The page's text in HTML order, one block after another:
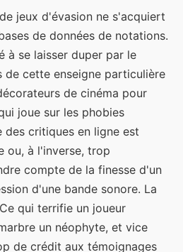
jeux d'évasion ne s'acquiert
de données de notations.
à se laisser duper par le
de cette enseigne particulière
de cinéma pour
joue sur les phobies
des critiques en ligne est
ou, à l'inverse, trop
compte de la finesse d'un
d'une bande sonore. La
qui terrifie un joueur
un néophyte, et vice
de crédit aux témoignages